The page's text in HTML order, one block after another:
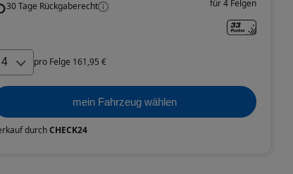
30 Tage Rückgaberecht
für 4 Felgen
4 pro Felge 161,95 €
mein Fahrzeug wählen
durchCHECK24